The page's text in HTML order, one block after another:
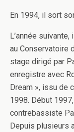
En 1994, il sort
L’année
au Conservatoire
stage dirigé par
enregistre avec
Dream », issu de
1998. Début
contrebassiste
Depuis plusieurs